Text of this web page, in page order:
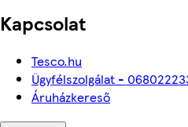
Kapcsolat
Tesco.hu
Ügyfélszolgálat -
Áruházkereső